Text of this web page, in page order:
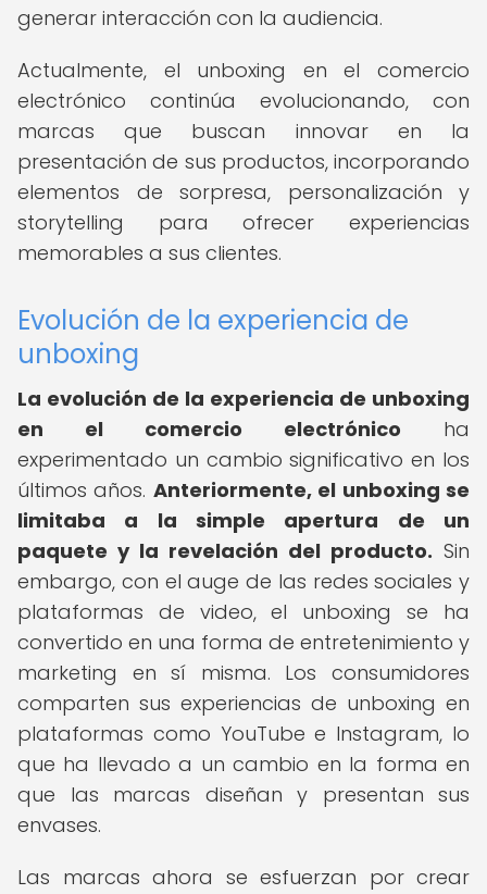
generar interacción con la audiencia.
Actualmente, el unboxing en el comercio
electrónico continúa evolucionando, con
marcas que buscan innovar en la
presentación de sus productos, incorporando
elementos de sorpresa, personalización y
storytelling para ofrecer experiencias
memorables a sus clientes.
Evolución de la experiencia de
unboxing
La evolución de la experiencia de unboxing
en el comercio electrónico ha
experimentado un cambio significativo en los
últimos años. Anteriormente, el unboxing se
limitaba a la simple apertura de un
paquete y la revelación del producto. Sin
embargo, con el auge de las redes sociales y
plataformas de video, el unboxing se ha
convertido en una forma de entretenimiento y
marketing en sí misma. Los consumidores
comparten sus experiencias de unboxing en
plataformas como YouTube e Instagram, lo
que ha llevado a un cambio en la forma en
que las marcas diseñan y presentan sus
envases.
Las marcas ahora se esfuerzan por crear